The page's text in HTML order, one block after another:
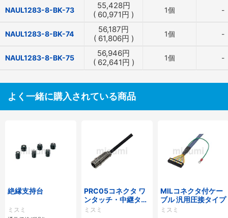
NAUL1283-8-BK-73 55,428円
( 60,971円 ) 1個 -
NAUL1283-8-BK-74 56,187円
( 61,806円 ) 1個 -
NAUL1283-8-BK-75 56,946円
( 62,641円 ) 1個 -
よく一緒に購入されている商品
絶縁支持台
ミスミ
PRC05コネクタ ワ
ンタッチ・中継タイ
プ
ミスミ
MILコネクタ付ケー
ブル 汎用圧接タイプ
ミスミ